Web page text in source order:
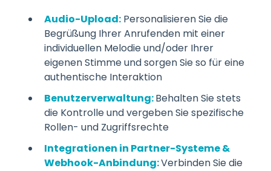
Audio-Upload: Personalisieren Sie die
Begrüßung Ihrer Anrufenden mit einer
individuellen Melodie und/oder Ihrer
eigenen Stimme und sorgen Sie so für eine
authentische Interaktion
Benutzerverwaltung:Behalten Sie stets
die Kontrolle und vergeben Sie spezifische
Rollen- und Zugriffsrechte
Integrationen in Partner-Systeme &
Webhook-Anbindung:Verbinden Sie die